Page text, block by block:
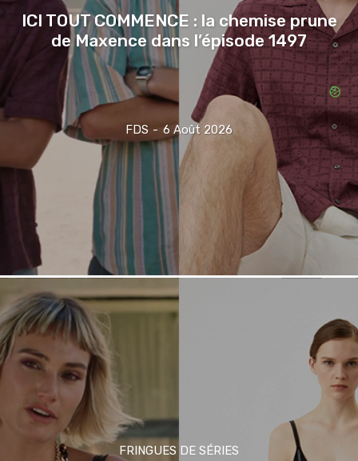
ICI TOUT COMMENCE : la chemise prune
de Maxence dans l’épisode 1497
FDS - 6 Août 2026
FRINGUES DE SÉRIES